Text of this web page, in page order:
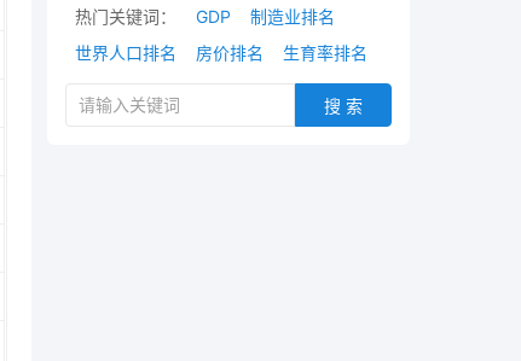
热门关键词： GDP
制造业排名
世界人口排名
房价排名 生育率排名
搜 索